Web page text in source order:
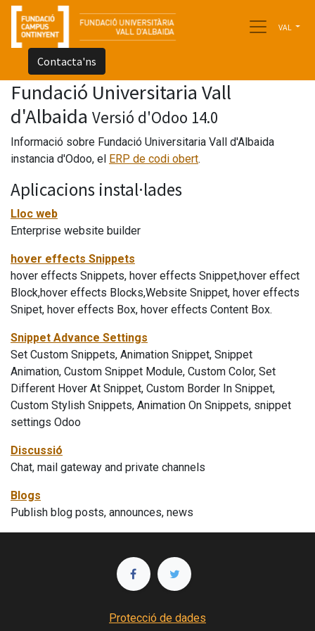
VAL
Contacta'ns
Fundació Universitaria Vall
d'Albaida Versió d'Odoo 14.0
Informació sobre Fundació Universitaria Vall d'Albaida
instancia d'Odoo, el ERP de codi obert.
Aplicacions instal·lades
Lloc web
Enterprise website builder
hover effects Snippets
hover effects Snippets, hover effects Snippet,hover effect
Block,hover effects Blocks,Website Snippet, hover effects
Snipet, hover effects Box, hover effects Content Box.
Snippet Advance Settings
Set Custom Snippets, Animation Snippet, Snippet
Animation, Custom Snippet Module, Custom Color, Set
Different Hover At Snippet, Custom Border In Snippet,
Custom Stylish Snippets, Animation On Snippets, snippet
settings Odoo
Discussió
Chat, mail gateway and private channels
Blogs
Publish blog posts, announces, news
Protecció de dades